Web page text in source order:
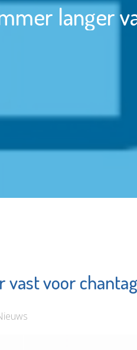
langer
vast voor
Matrice
Bekijk de pagina